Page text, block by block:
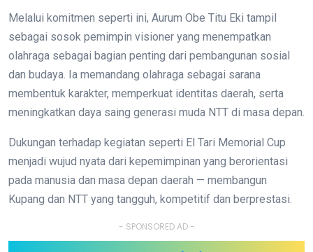
Melalui komitmen seperti ini, Aurum Obe Titu Eki tampil
sebagai sosok pemimpin visioner yang menempatkan
olahraga sebagai bagian penting dari pembangunan sosial
dan budaya. Ia memandang olahraga sebagai sarana
membentuk karakter, memperkuat identitas daerah, serta
meningkatkan daya saing generasi muda NTT di masa depan.
Dukungan terhadap kegiatan seperti El Tari Memorial Cup
menjadi wujud nyata dari kepemimpinan yang berorientasi
pada manusia dan masa depan daerah — membangun
Kupang dan NTT yang tangguh, kompetitif dan berprestasi.
- SPONSORED AD -